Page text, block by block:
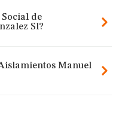
de
Sl?
Manuel